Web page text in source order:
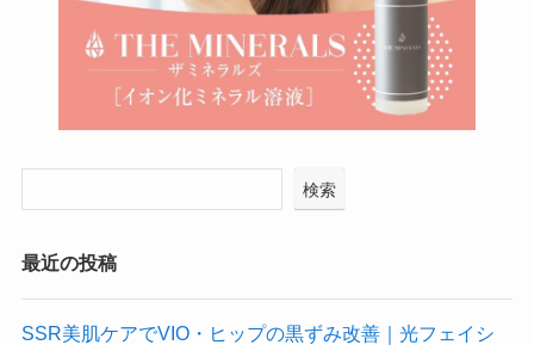
検索
最近の投稿
SSR美肌ケアでVIO・ヒップの黒ずみ改善｜光フェイシ